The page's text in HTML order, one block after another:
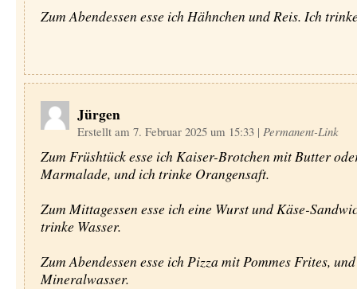
Zum Abendessen esse ich Hähnchen und Reis. Ich
Jürgen
Erstellt am 7. Februar 2025 um 15:33 | Permanent-Link
Zum Früshtück esse ich Kaiser-Brotchen mit Butter
Marmalade, und ich trinke Orangensaft.
Zum Mittagessen esse ich eine Wurst und Käse-
trinke Wasser.
Zum Abendessen esse ich Pizza mit Pommes Frites,
Mineralwasser.